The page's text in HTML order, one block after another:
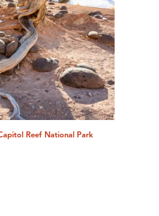
Reef National Park